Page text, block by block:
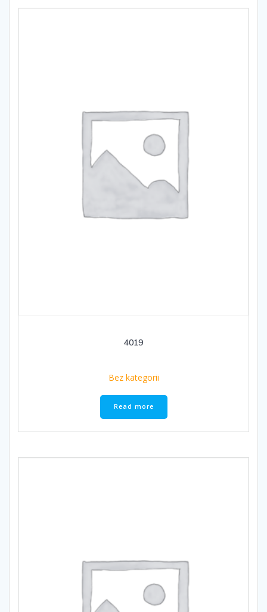
4019
Bez kategorii
Read more